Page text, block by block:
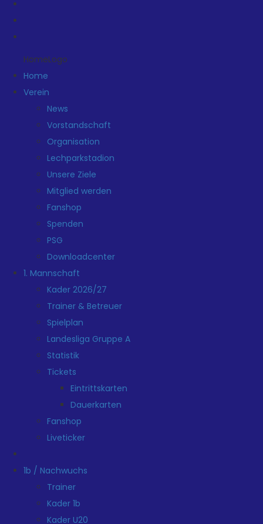
HomeLogo
Home
Verein
News
Vorstandschaft
Organisation
Lechparkstadion
Unsere Ziele
Mitglied werden
Fanshop
Spenden
PSG
Downloadcenter
1. Mannschaft
Kader 2026/27
Trainer & Betreuer
Spielplan
Landesliga Gruppe A
Statistik
Tickets
Eintrittskarten
Dauerkarten
Fanshop
Liveticker
1b / Nachwuchs
Trainer
Kader 1b
Kader U20